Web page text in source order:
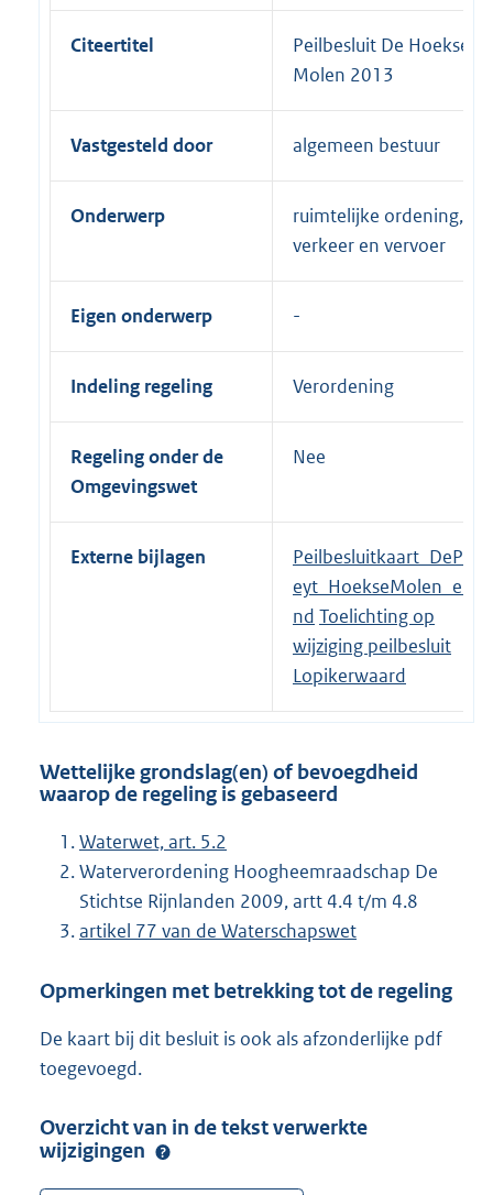
Citeertitel
Peilbesluit De Hoekse
Molen 2013
Vastgesteld door algemeen bestuur
Onderwerp
ruimtelijke ordening,
verkeer en vervoer
Eigen onderwerp
Indeling regeling Verordening
Regeling onder de
Omgevingswet
Nee
Externe bijlagen
Peilbesluitkaart_DePl
eyt_HoekseMolen_ei
nd Toelichting op
wijziging peilbesluit
Lopikerwaard
Wettelijke grondslag(en) of bevoegdheid
waarop de regeling is gebaseerd
Waterwet, art. 5.2
Waterverordening Hoogheemraadschap De
Stichtse Rijnlanden 2009, artt 4.4 t/m 4.8
artikel 77 van de Waterschapswet
Opmerkingen met betrekking tot de regeling
De kaart bij dit besluit is ook als afzonderlijke pdf
toegevoegd.
Overzicht van in de tekst verwerkte
wijzigingen